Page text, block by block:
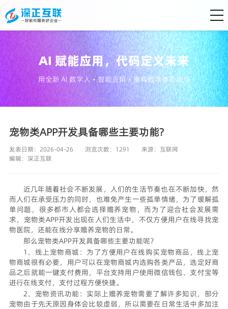
AI 赋能应用，代码定义未来
用全新 AI 数字人・智能应用・重构数字体验服务
宠物类APP开发具备哪些主要功能?
发表日期：2026-04-26 浏览次数：1291 来源： 互联网
编辑： 深正互联
近几年随着社会不断发展，人们的生活节奏也在不断加快，然
而人们在承受压力的同时，也难免产生一些孤单情绪，为了缓解孤
单问题，很多都市人都会选择赡养宠物，而为了迎合社会发展需
求，宠物类APP开发出现在人们生活中，不仅方便用户在线寻找宠
物医院，还能在线分享赡养宠物的日常。
那么宠物类APP开发具备哪些主要功能呢？
1、线上宠物商城：为了方便用户在线购买宠物商品，线上宠
物商城很有必要，用户可以在宠物商城内选购各类产品，选定好商
品之后就能一键支付费用，平台支持用户使用微信钱包、支付宝等
进行在线支付，支付过程方便快捷。
2、宠物资讯功能：实际上赡养宠物需要了解许多知识，部分
宠物由于先天原因身体会比较虚弱，所以需要在日常生活中多加注